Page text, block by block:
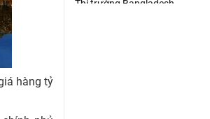
hàng tỷ
Thị trường Bangladesh